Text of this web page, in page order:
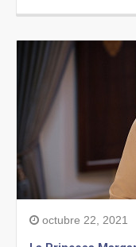
octubre 22, 2021